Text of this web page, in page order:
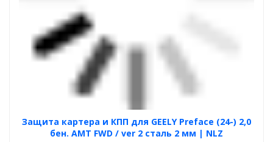
Защита картера и КПП для GEELY Preface (24-) 2,0
бен. AMT FWD / ver 2 сталь 2 мм | NLZ